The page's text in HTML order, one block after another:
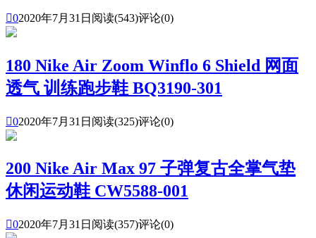
02020年7月31日 阅读(543)评论(0)
180 Nike Air Zoom Winflo 6 Shield 网面
透气 训练跑步鞋 BQ3190-301
02020年7月31日 阅读(325)评论(0)
200 Nike Air Max 97 子弹复古全掌气垫
休闲运动鞋 CW5588-001
02020年7月31日 阅读(357)评论(0)